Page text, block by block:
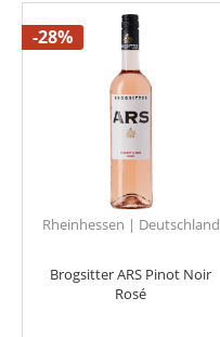
-28%
Rheinhessen | Deutschland
Brogsitter ARS Pinot Noir
Rosé